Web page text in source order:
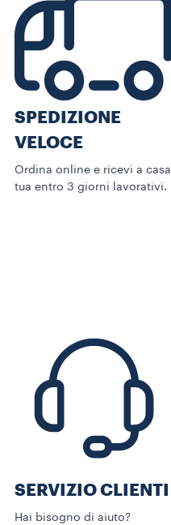
SPEDIZIONE
VELOCE
Ordina online e ricevi a casa
tua entro 3 giorni lavorativi.
SERVIZIO CLIENTI​
Hai bisogno di aiuto?​